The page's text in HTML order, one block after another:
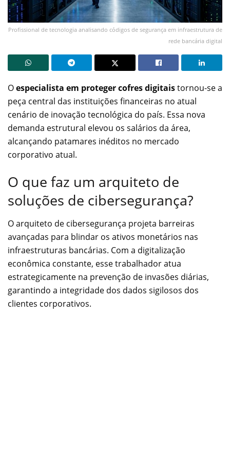
Profissional de tecnologia analisando códigos de segurança em infraestrutura de
rede bancária digital
Oespecialista em proteger cofres digitaistornou-se a
peça central das instituições financeiras no atual
cenário de inovação tecnológica do país. Essa nova
demanda estrutural elevou os salários da área,
alcançando patamares inéditos no mercado
corporativo atual.
O que faz um arquiteto de
soluções de cibersegurança?
O arquiteto de cibersegurança projeta barreiras
avançadas para blindar os ativos monetários nas
infraestruturas bancárias. Com a digitalização
econômica constante, esse trabalhador atua
estrategicamente na prevenção de invasões diárias,
garantindo a integridade dos dados sigilosos dos
clientes corporativos.